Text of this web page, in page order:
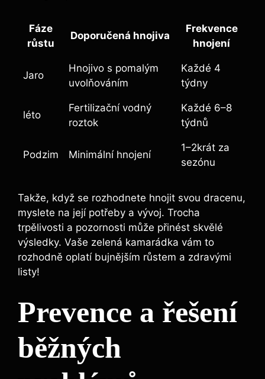
Fáze
růstu
Doporučená hnojiva
Frekvence
hnojení
Jaro
Hnojivo s pomalým
uvolňováním
Každé 4
týdny
léto
Fertilizační vodný
roztok
Každé 6–8
týdnů
Podzim Minimální hnojení
1–2krát za
sezónu
Takže, když se rozhodnete hnojit svou dracenu,
myslete na její potřeby a vývoj. Trocha
trpělivosti a pozornosti může přinést skvělé
výsledky. Vaše zelená kamarádka vám to
rozhodně oplatí bujnějším růstem a zdravými
listy!
Prevence a řešení
běžných